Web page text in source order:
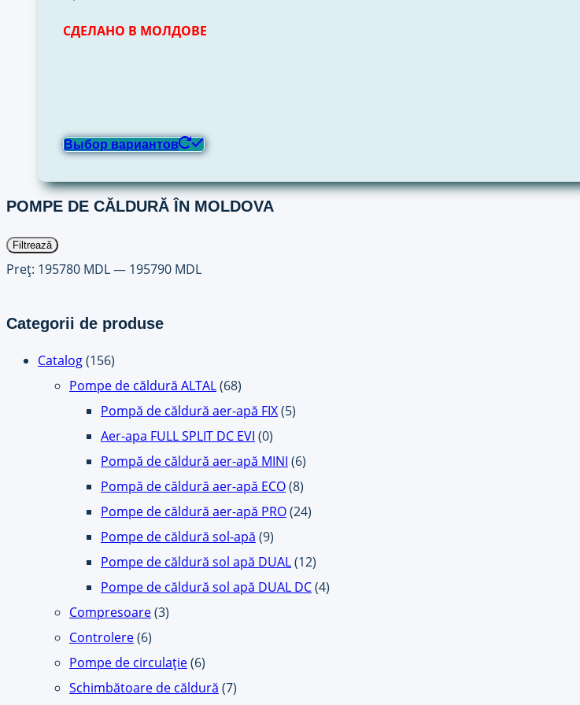
СДЕЛАНО В МОЛДОВЕ
Выбор вариантов
POMPE DE CĂLDURĂ ÎN MOLDOVA
Preț
minim
Preț
maxim
Filtrează
Preț: 195780 MDL— 195790 MDL
Categorii de produse
Catalog(156)
Pompe de căldură ALTAL(68)
Pompă de căldură aer-apă FIX(5)
Aer-apa FULL SPLIT DC EVI (0)
Pompă de căldură aer-apă MINI (6)
Pompă de căldură aer-apă ECO(8)
Pompe de căldură aer-apă PRO(24)
Pompe de căldură sol-apă (9)
Pompe de căldură sol apă DUAL(12)
Pompe de căldură sol apă DUAL DC(4)
Compresoare(3)
Controlere(6)
Pompe de circulație(6)
Schimbătoare de căldură (7)